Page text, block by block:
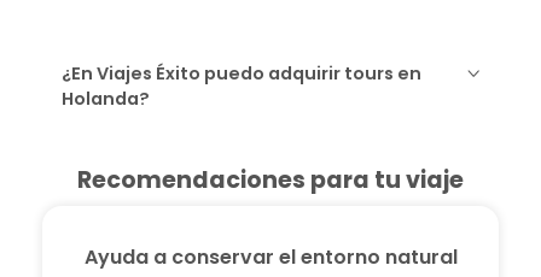
¿En Viajes Éxito puedo adquirir tours en
Holanda?
Recomendaciones para tu viaje
Ayuda a conservar el entorno natural